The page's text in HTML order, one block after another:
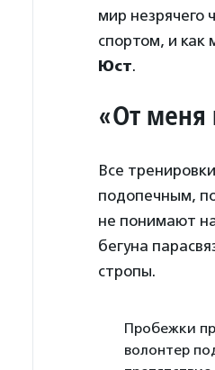
мир незрячего
спортом, и
Юст.
«От
Все
подопечным,
не понимают
бегуна
стропы.
Пробежки
волонтер